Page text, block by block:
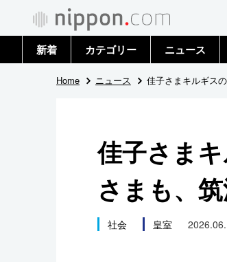
新着 カテゴリー
政治・外交
国際
社会
文化
ニュース
トップ
Home ニュース 佳子さまキルギス
佳子さま
さまも、
社会 皇室